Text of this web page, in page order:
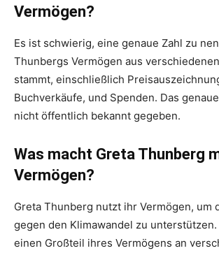
Vermögen?
Es ist schwierig, eine genaue Zahl zu
Thunbergs Vermögen aus
stammt, einschließlich
Buchverkäufe, und Spenden. Das
nicht öffentlich bekannt gegeben.
Was macht Greta Thunberg
Vermögen?
Greta Thunberg nutzt ihr Vermögen, um
gegen den Klimawandel zu
einen Großteil ihres Vermögens an